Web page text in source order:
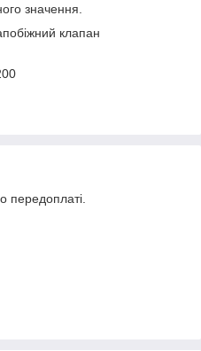
значення.
клапан
передоплаті.